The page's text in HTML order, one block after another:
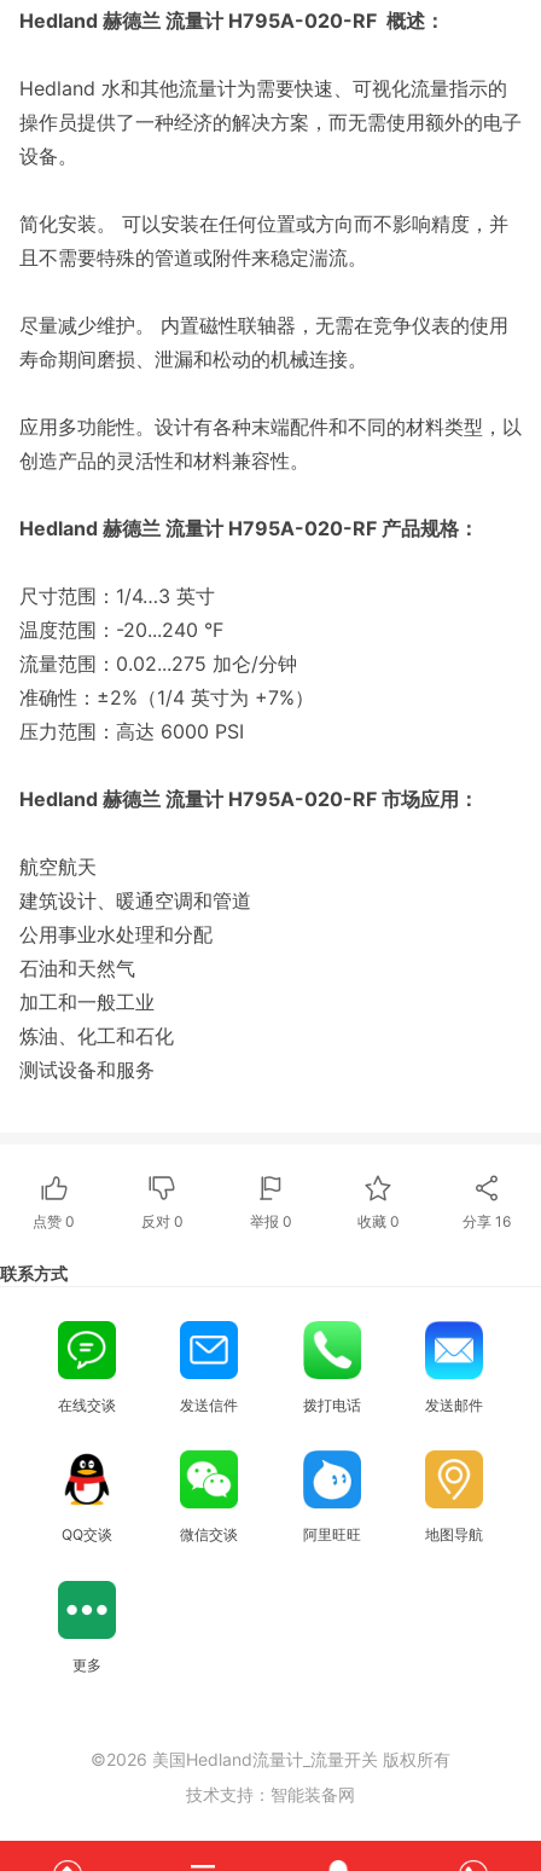
Hedland 赫德兰 流量计 H795A-020-RF 概述：
Hedland 水和其他流量计为需要快速、可视化流量指示的
操作员提供了一种经济的解决方案，而无需使用额外的电子
设备。
简化安装。 可以安装在任何位置或方向而不影响精度，并
且不需要特殊的管道或附件来稳定湍流。
尽量减少维护。 内置磁性联轴器，无需在竞争仪表的使用
寿命期间磨损、泄漏和松动的机械连接。
应用多功能性。设计有各种末端配件和不同的材料类型，以
创造产品的灵活性和材料兼容性。
Hedland 赫德兰 流量计 H795A-020-RF 产品规格：
尺寸范围：1/4…3 英寸
温度范围：-20...240 °F
流量范围：0.02...275 加仑/分钟
准确性：±2%（1/4 英寸为 +7%）
压力范围：高达 6000 PSI
Hedland 赫德兰 流量计 H795A-020-RF 市场应用：
航空航天
建筑设计、暖通空调和管道
公用事业水处理和分配
石油和天然气
加工和一般工业
炼油、化工和石化
测试设备和服务
点赞0 反对 0 举报 0 收藏 0 分享16
联系方式
在线交谈 发送信件 拨打电话 发送邮件
QQ交谈 微信交谈 阿里旺旺 地图导航
更多
©2026 美国Hedland流量计_流量开关 版权所有
技术支持： 智能装备网